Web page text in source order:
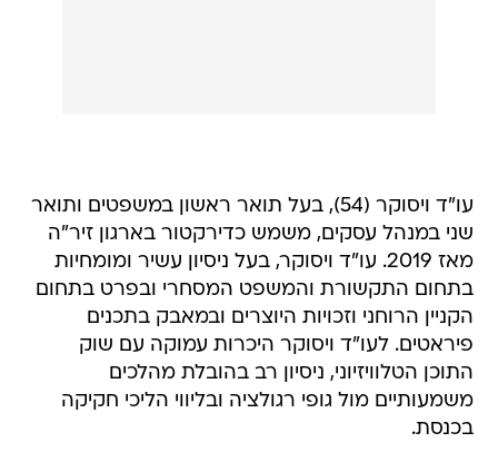
עו"ד ויסוקר (54), בעל תואר ראשון במשפטים ותואר
שני במנהל עסקים, משמש כדירקטור בארגון זיר"ה
מאז 2019. עו"ד ויסוקר, בעל ניסיון עשיר ומומחיות
בתחום התקשורת והמשפט המסחרי ובפרט בתחום
הקניין הרוחני וזכויות היוצרים ובמאבק בתכנים
פיראטים. לעו"ד ויסוקר היכרות עמוקה עם שוק
התוכן הטלוויזיוני, ניסיון רב בהובלת מהלכים
משמעותיים מול גופי רגולציה ובליווי הליכי חקיקה
בכנסת.